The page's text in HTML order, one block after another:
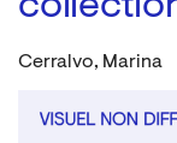
Cerralvo, Marina